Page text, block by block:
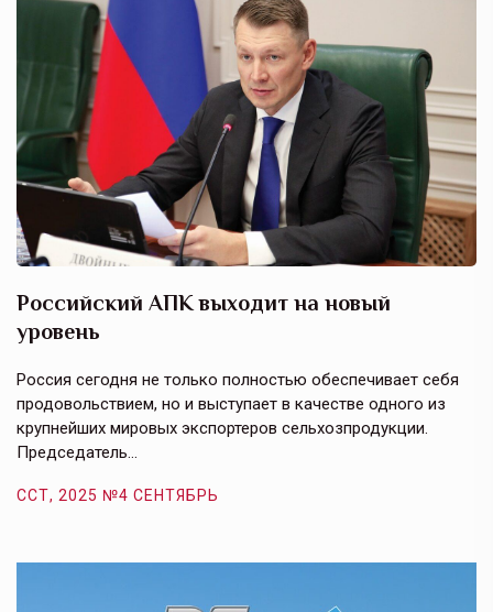
Российский АПК выходит на новый
уровень
Россия сегодня не только полностью обеспечивает себя
продовольствием, но и выступает в качестве одного из
крупнейших мировых экспортеров сельхозпродукции.
Председатель…
ССТ, 2025 №4 СЕНТЯБРЬ